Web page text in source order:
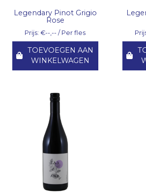
Legendary Pinot Grigio
Rose
Prijs: €--,-- / Per fles
TOEVOEGEN AAN
WINKELWAGEN